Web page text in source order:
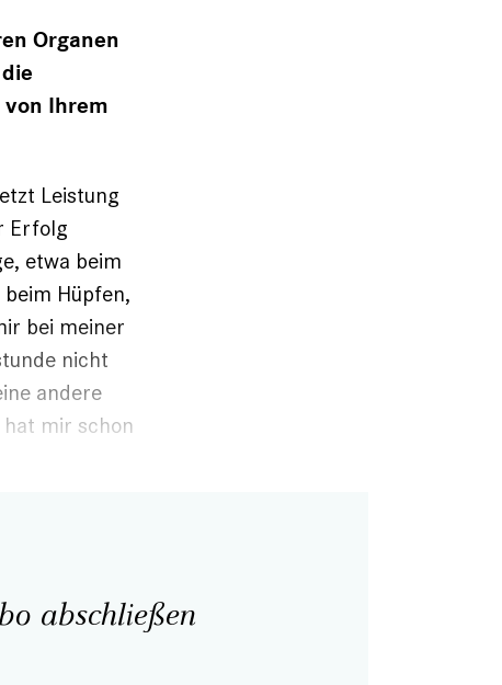
Organen
Ihrem
Leistung
Erfolg
etwa beim
Hüpfen,
bei meiner
nicht
andere
mir schon
abschließen